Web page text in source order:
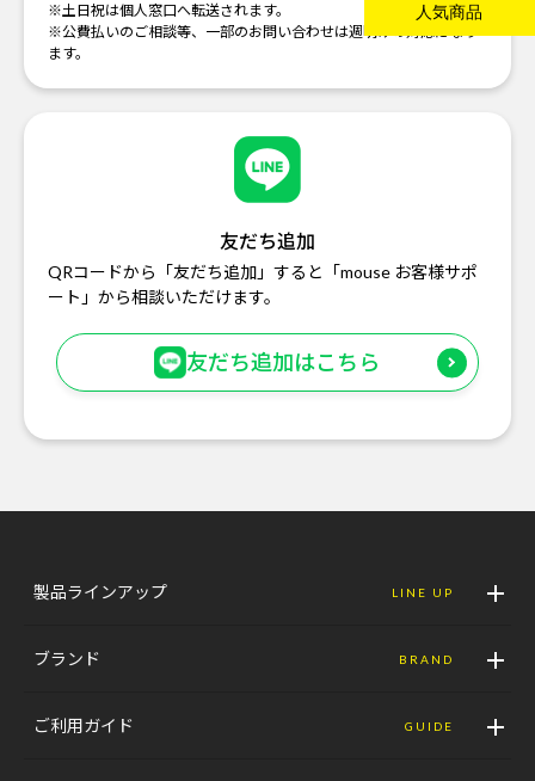
※土日祝は個人窓口へ転送されます。
※公費払いのご相談等、一部のお問い合わせは週明けの対応になり
ます。
友だち追加
QRコードから「友だち追加」すると「mouse お客様サポ
ート」から相談いただけます。
友だち追加はこちら
製品ラインアップ LINE UP
ブランド BRAND
ご利用ガイド GUIDE